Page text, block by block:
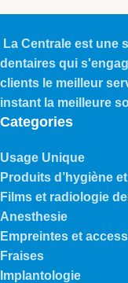
La Centrale est une
dentaires qui
clients le meilleur
instant la meilleure
Categories
Usage Unique
Produits d’hygiène
Films et radiologie
Anesthesie
Empreintes et
Fraises
Implantologie